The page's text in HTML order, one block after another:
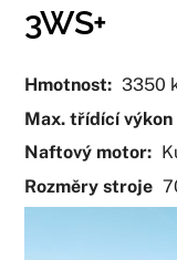
3WS+
Hmotnost: 3350
Max. třídící výkon
Naftový motor:
Rozměry stroje